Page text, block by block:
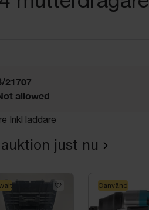
21707
allowed
Inkl laddare
just nu
Oanvänd